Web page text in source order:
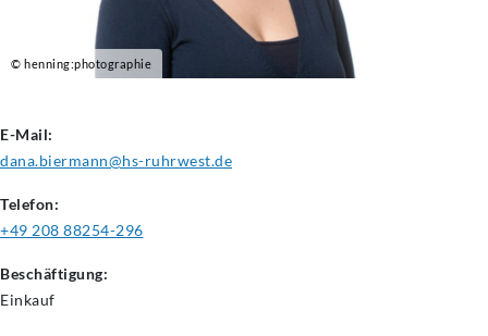
© henning:photographie
E-Mail:
dana.biermann@hs-ruhrwest.de
Telefon:
+49 208 88254-296
Beschäftigung:
Einkauf